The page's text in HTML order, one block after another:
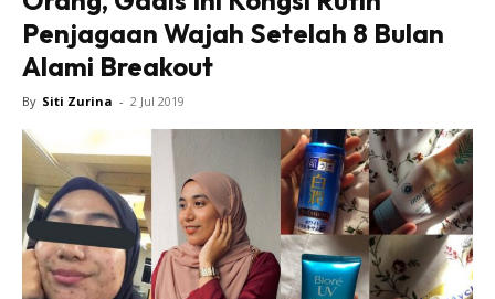
Penjagaan Wajah Setelah 8 Bulan
Alami Breakout
By Siti Zurina - 2 Jul 2019